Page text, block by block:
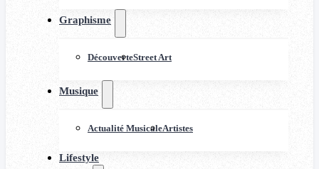
Graphisme
DécouverteStreet Art
Musique
Actualité MusicaleArtistes
Lifestyle